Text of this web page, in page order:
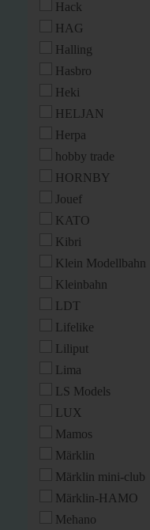
Hack
HAG
Halling
Hasbro
Heki
HELJAN
Herpa
hobby trade
HORNBY
Jouef
KATO
Kibri
Klein Modellbahn
Kleinbahn
LDT
Lifelike
Liliput
Lima
LS Models
LUX
Mamos
Märklin
Märklin mini-club
Märklin-HAMO
Mehano